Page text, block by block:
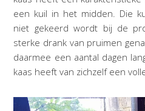
een kuil in het midden. Die
niet gekeerd wordt bij de
sterke drank van pruimen
daarmee een aantal dagen
kaas heeft van zichzelf een